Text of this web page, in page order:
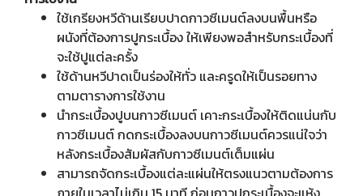
ใช้เกรียงหวีด้านเรียบปาดกาวซีเมนต์ลงบนพื้นหรือ
ผนังที่ต้องการปูกระเบื้อง ให้เพียงพอสำหรับกระเบื้องที่
จะใช้ปูแต่ละครั้ง
ใช้ด้านหวีปาดเป็นร่องให้ทั่ว และครูดให้เป็นรอยทาง
ตามตารางการใช้งาน
นำกระเบื้องปูบนกาวซีเมนต์ เคาะกระเบื้องให้ติดแน่นกับ
กาวซีเมนต์ กดกระเบื้องลงบนกาวซีเมนต์ควรแน่ใจว่า
หลังกระเบื้องสัมผัสกับกาวซีเมนต์เต็มแผ่น
สามารถจัดกระเบื้องแต่ละแผ่นให้ตรงแนวตามต้องการ